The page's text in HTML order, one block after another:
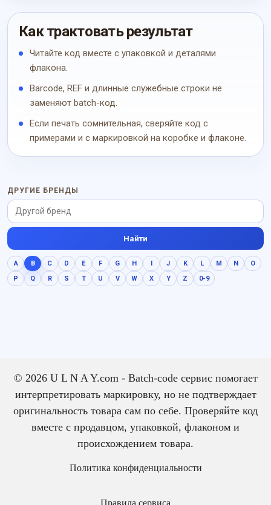
Как трактовать результат
Читайте код вместе с упаковкой и деталями
флакона.
Barcode, REF и длинные служебные строки не
заменяют batch-код.
Если печать сомнительная, сверяйте код с
примерами и с маркировкой на коробке и флаконе.
ДРУГИЕ БРЕНДЫ
Найти
A B C D E F G H I J K L M N
O
P
Q R S T U V W X Y Z 0-9
© 2026 U L N A Y.com - Batch-code сервис помогает
интерпретировать маркировку, но не подтверждает
оригинальность товара сам по себе. Проверяйте код
вместе с продавцом, упаковкой, флаконом и
происхождением товара.
Политика конфиденциальности